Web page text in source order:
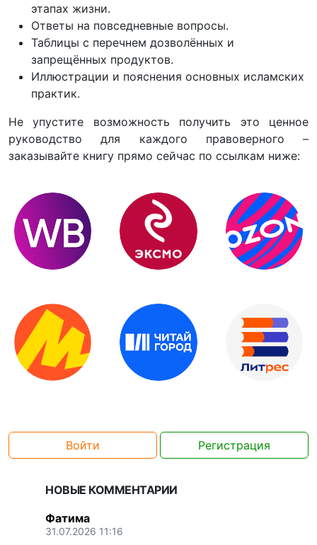
этапах жизни.
Ответы на повседневные вопросы.
Таблицы с перечнем дозволённых и
запрещённых продуктов.
Иллюстрации и пояснения основных исламских
практик.
Не упустите возможность получить это ценное
руководство для каждого правоверного –
заказывайте книгу прямо сейчас по ссылкам ниже:
Войти Регистрация
НОВЫЕ КОММЕНТАРИИ
Фатима
31.07.2026 11:16